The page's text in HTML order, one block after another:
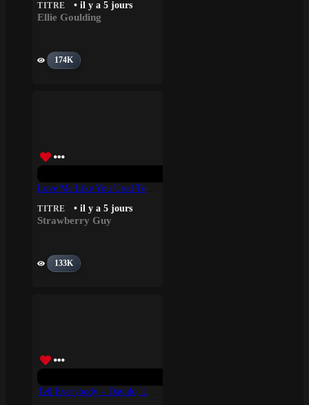
TITRE • il y a 5 jours
Ellie Goulding
174K
TITRE • il y a 5 jours
Strawberry Guy
133K